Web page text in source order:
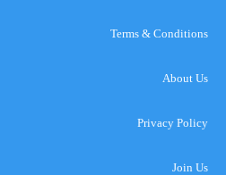
Terms & Conditions
About Us
Privacy Policy
Join Us